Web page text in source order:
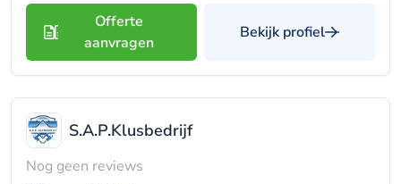
Offerte
aanvragen
Bekijk profiel
S.A.P.Klusbedrijf
Nog geen reviews